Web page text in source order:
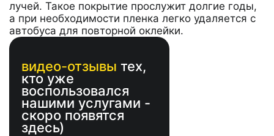
лучей. Такое покрытие прослужит долгие годы,
а при необходимости пленка легко удаляется с
автобуса для повторной оклейки.
видео-отзывы тех,
кто уже
воспользовался
нашими услугами -
скоро появятся
здесь)